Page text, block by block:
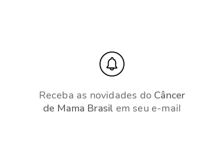
Receba as novidades do Câncer
de Mama Brasil em seu e-mail